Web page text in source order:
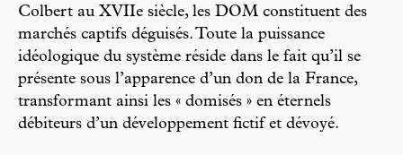
Colbert au XVIIe siècle, les DOM constituent des
marchés captifs déguisés. Toute la puissance
idéologique du système réside dans le fait qu’il se
présente sous l’apparence d’un don de la France,
transformant ainsi les « domisés » en éternels
débiteurs d’un développement fictif et dévoyé.